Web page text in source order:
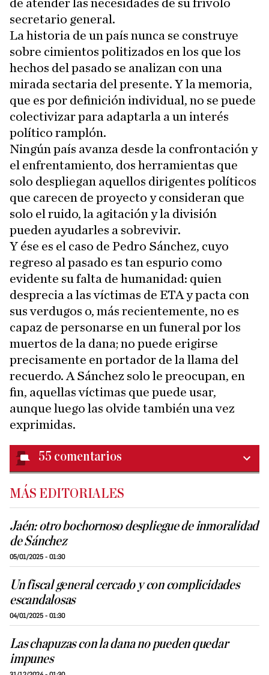
de atender las necesidades de su frívolo
secretario general.
La historia de un país nunca se construye
sobre cimientos politizados en los que los
hechos del pasado se analizan con una
mirada sectaria del presente. Y la memoria,
que es por definición individual, no se puede
colectivizar para adaptarla a un interés
político ramplón.
Ningún país avanza desde la confrontación y
el enfrentamiento, dos herramientas que
solo despliegan aquellos dirigentes políticos
que carecen de proyecto y consideran que
solo el ruido, la agitación y la división
pueden ayudarles a sobrevivir.
Y ése es el caso de Pedro Sánchez, cuyo
regreso al pasado es tan espurio como
evidente su falta de humanidad: quien
desprecia a las víctimas de ETA y pacta con
sus verdugos o, más recientemente, no es
capaz de personarse en un funeral por los
muertos de la dana; no puede erigirse
precisamente en portador de la llama del
recuerdo. A Sánchez solo le preocupan, en
fin, aquellas víctimas que puede usar,
aunque luego las olvide también una vez
exprimidas.
55 comentarios
MÁS EDITORIALES
Jaén: otro bochornoso despliegue de inmoralidad
de Sánchez
05/01/2025 - 01:30
Un fiscal general cercado y con complicidades
escandalosas
04/01/2025 - 01:30
Las chapuzas con la dana no pueden quedar
impunes